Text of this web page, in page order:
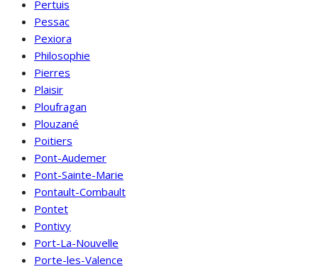
Pertuis
Pessac
Pexiora
Philosophie
Pierres
Plaisir
Ploufragan
Plouzané
Poitiers
Pont-Audemer
Pont-Sainte-Marie
Pontault-Combault
Pontet
Pontivy
Port-La-Nouvelle
Porte-les-Valence